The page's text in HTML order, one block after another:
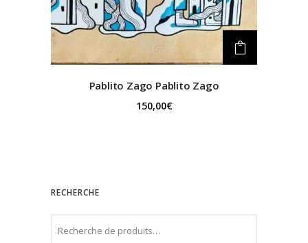
Pablito Zago Pablito Zago
150,00€
RECHERCHE